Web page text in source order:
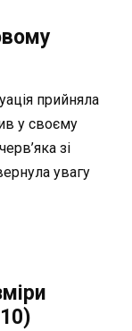
прийняла
у своєму
зі
увагу